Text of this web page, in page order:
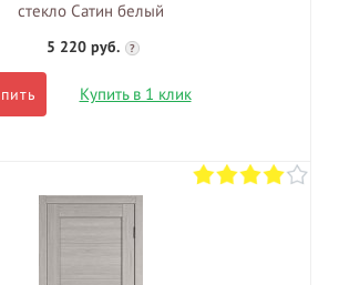
стекло Сатин белый
5 220 руб. ?
Купить в 1 клик